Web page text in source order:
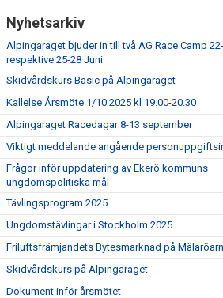
Nyhetsarkiv
Alpingaraget bjuder in till två AG Race Camp
respektive 25-28 Juni
Skidvårdskurs Basic på Alpingaraget
Kallelse Årsmöte 1/10 2025 kl 19.00-20.30
Alpingaraget Racedagar 8-13 september
Viktigt meddelande angående
Frågor inför uppdatering av Ekerö kommuns
ungdomspolitiska mål
Tävlingsprogram 2025
Ungdomstävlingar i Stockholm 2025
Friluftsfrämjandets Bytesmarknad på
Skidvårdskurs på Alpingaraget
Dokument inför årsmötet